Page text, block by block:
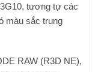
tương tự các
màu sắc trung